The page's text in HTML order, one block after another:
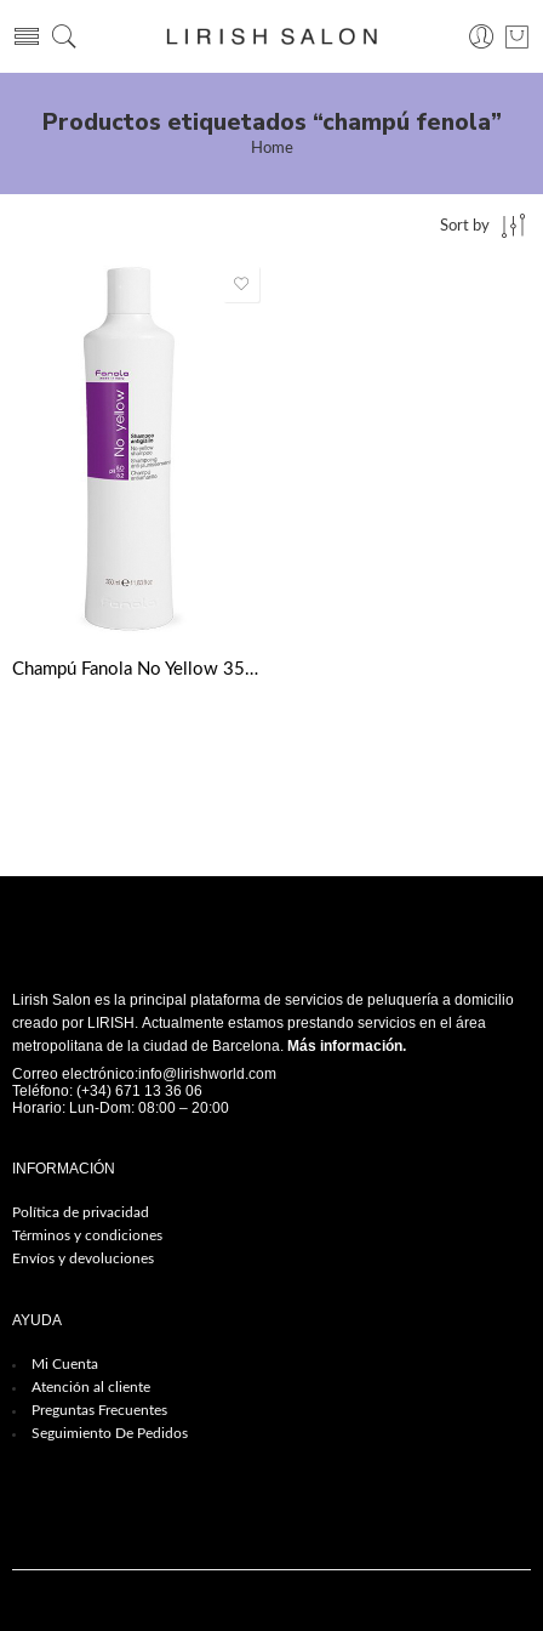
Productos etiquetados “champú fenola”
Home
Sort by
Champú Fanola No Yellow 350ml
Lirish Salon es la principal plataforma de servicios de peluquería a domicilio
creado por LIRISH. Actualmente estamos prestando servicios en el área
metropolitana de la ciudad de Barcelona. Más información.
Correo electrónico:info@lirishworld.com
Teléfono: (+34) 671 13 36 06
Horario: Lun-Dom: 08:00 – 20:00
INFORMACIÓN
Política de privacidad
Términos y condiciones
Envíos y devoluciones
AYUDA
Mi Cuenta
Atención al cliente
Preguntas Frecuentes
Seguimiento De Pedidos